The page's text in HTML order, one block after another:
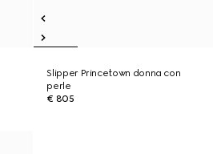
Slipper Princetown donna con
perle
€ 805